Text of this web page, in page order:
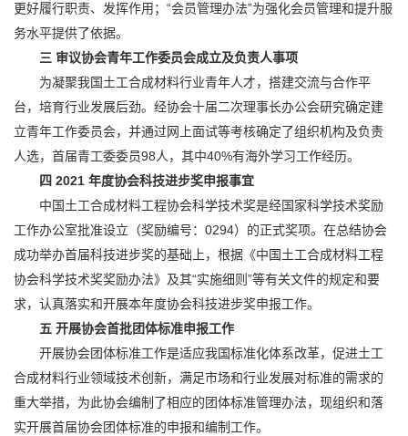
更好履行职责、发挥作用；“会员管理办法”为强化会员管理和提升服
务水平提供了依据。
三 审议协会青年工作委员会成立及负责人事项
为凝聚我国土工合成材料行业青年人才，搭建交流与合作平
台，培育行业发展后劲。经协会十届二次理事长办公会研究确定建
立青年工作委员会，并通过网上面试等考核确定了组织机构及负责
人选，首届青工委委员98人，其中40%有海外学习工作经历。
四 2021 年度协会科技进步奖申报事宜
中国土工合成材料工程协会科学技术奖是经国家科学技术奖励
工作办公室批准设立（奖励编号：0294）的正式奖项。在总结协会
成功举办首届科技进步奖的基础上，根据《中国土工合成材料工程
协会科学技术奖奖励办法》及其“实施细则”等有关文件的规定和要
求，认真落实和开展本年度协会科技进步奖申报工作。
五 开展协会首批团体标准申报工作
开展协会团体标准工作是适应我国标准化体系改革，促进土工
合成材料行业领域技术创新，满足市场和行业发展对标准的需求的
重大举措，为此协会编制了相应的团体标准管理办法，现组织和落
实开展首届协会团体标准的申报和编制工作。